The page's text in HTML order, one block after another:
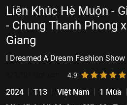
Liên Khúc Hè Muộn -
- Chung Thanh Phong
Giang
I Dreamed A Dream Fashion Show
4.9
2024 T13 Việt Nam 1 Mùa